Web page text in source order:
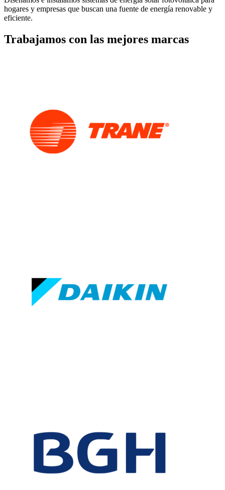
hogares y empresas que buscan una fuente de energía renovable y
eficiente.
Trabajamos con las mejores marcas